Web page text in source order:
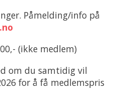
Påmelding/info på
(ikke medlem)
om du samtidig vil
for å få medlemspris